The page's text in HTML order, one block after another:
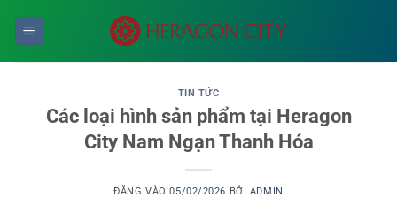
TIN TỨC
Các loại hình sản phẩm tại Heragon
City Nam Ngạn Thanh Hóa
ĐĂNG VÀO05/02/2026 BỞI ADMIN